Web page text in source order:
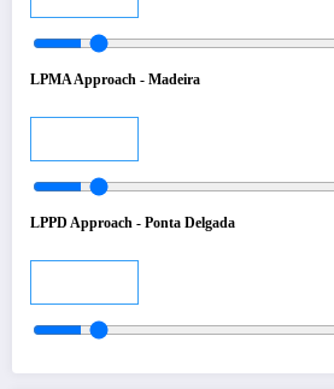
LPMA Approach - Madeira
LPPD Approach - Ponta Delgada